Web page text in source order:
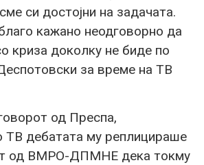
си достојни на задачата.
кажано неодговорно да
криза доколку не биде по
за време на ТВ
од Преспа,
ТВ дебатата му реплицираше
од ВМРО-ДПМНЕ дека токму